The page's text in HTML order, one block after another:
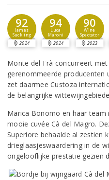
92
James
Suckling
2024
94
Luca
Maroni
2024
90
Wine
Spectator
2023
Monte del Frà concurreert
gerenommeerde producenten
zet daarmee Custoza
de belangrijke
Marica Bonomo en haar
mooie cuvée Cà del Magro.
Superiore behaalde al zestien
drieglaasjeswaardering in de
ongelooflijke prestatie gezien